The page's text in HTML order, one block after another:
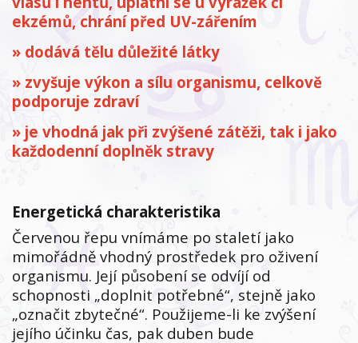
ekzémů, chrání před UV-zářením
» dodává tělu důležité látky
» zvyšuje výkon a sílu organismu, celkově
podporuje zdraví
» je vhodná jak při zvýšené zátěži, tak i jako
každodenní doplněk stravy
Energetická charakteristika
Červenou řepu vnímáme po staletí jako
mimořádně vhodný prostředek pro oživení
organismu. Její působení se odvíjí od
schopnosti „doplnit potřebné“, stejně jako
„označit zbytečné“. Použijeme-li ke zvýšení
jejího účinku čas, pak duben bude